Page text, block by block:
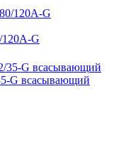
120A-G
G всасывающий